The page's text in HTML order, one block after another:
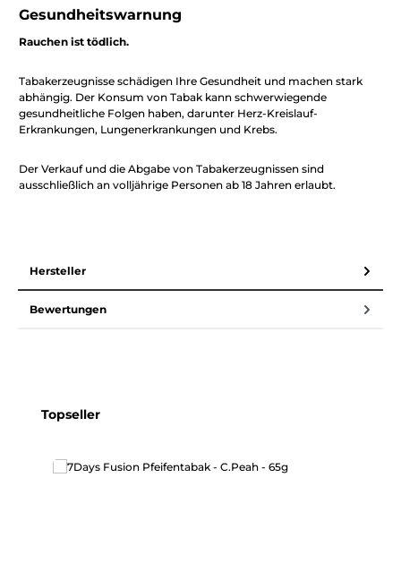
Gesundheitswarnung
Rauchen ist tödlich.
Tabakerzeugnisse schädigen Ihre Gesundheit und machen stark
abhängig. Der Konsum von Tabak kann schwerwiegende
gesundheitliche Folgen haben, darunter Herz-Kreislauf-
Erkrankungen, Lungenerkrankungen und Krebs.
Der Verkauf und die Abgabe von Tabakerzeugnissen sind
ausschließlich an volljährige Personen ab 18 Jahren erlaubt.
Hersteller
Bewertungen
Produktgalerie überspringen
Topseller